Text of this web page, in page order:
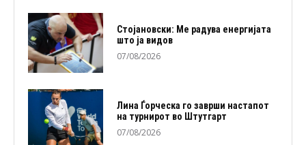
Стојановски: Ме радува енергијата
што ја видов
07/08/2026
Лина Ѓорческа го заврши настапот
на турнирот во Штутгарт
07/08/2026